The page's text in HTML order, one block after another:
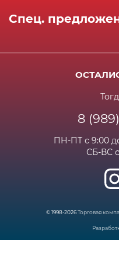
Сервисный центр
Возрат и гарантия
Спец.
Часто задаваемые
8
ПН-ПТ с 9:00
СБ-ВС
© 1998-2026Торговая